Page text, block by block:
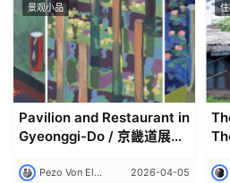
景观小品
Pavilion and Restaurant in
Gyeonggi-Do / 京畿道展馆
Ellrichshausen
Pezo Von Ellrichshausen 2026-04-05
达